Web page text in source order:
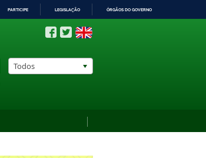
PARTICIPE LEGISLAÇÃO ÓRGÃOS DO GOVERNO
Todos